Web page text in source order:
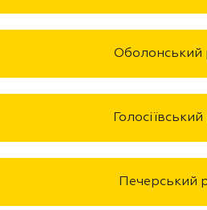
Оболонський
Печерський